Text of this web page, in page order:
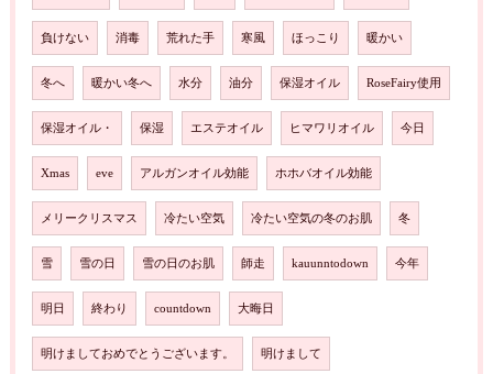
負けない 消毒 荒れた手 寒風 ほっこり 暖かい
冬へ 暖かい冬へ 水分 油分 保湿オイル RoseFairy使用
保湿オイル・ 保湿 エステオイル ヒマワリオイル 今日
Xmas eve アルガンオイル効能 ホホバオイル効能
メリークリスマス 冷たい空気 冷たい空気の冬のお肌 冬
雪 雪の日 雪の日のお肌 師走 kauunntodown 今年
明日 終わり countdown 大晦日
明けましておめでとうございます。 明けまして